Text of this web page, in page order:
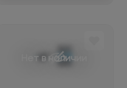
Нет в наличии